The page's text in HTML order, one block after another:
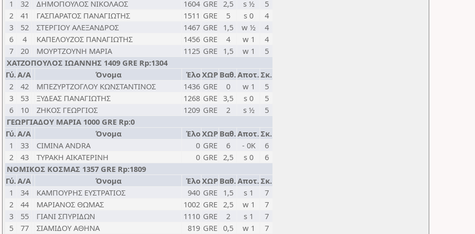
1
32 ΔΗΜΟΠΟΥΛΟΣ ΝΙΚΟΛΑΟΣ 1604 GRE 2,5 s ½
5
2
41 ΓΑΣΠΑΡΑΤΟΣ ΠΑΝΑΓΙΩΤΗΣ 1511 GRE 5 s 0
4
3
52 ΣΤΕΡΓΙΟΥ ΑΛΕΞΑΝΔΡΟΣ 1467 GRE 1,5 w ½
4
6
4 ΚΑΠΕΛΟΥΖΟΣ ΠΑΝΑΓΙΩΤΗΣ 1456 GRE 4 w 1
4
7
20 ΜΟΥΡΤΖΟΥΝΗ ΜΑΡΙΑ 1125 GRE 1,5 w 1
5
ΧΑΤΖΟΠΟΥΛΟΣ ΙΩΑΝΝΗΣ 1409 GRE Rp:1304
Γύ.Α/Α Όνομα ΈλοΧΩΡ Βαθ.Αποτ.Σκ.
2
42 ΜΠΕΖΥΡΤΖΟΓΛΟΥ ΚΩΝΣΤΑΝΤΙΝΟΣ 1436 GRE 0 w 1
5
3
53 ΞΥΔΕΑΣ ΠΑΝΑΓΙΩΤΗΣ 1268 GRE 3,5 s 0
5
6
10 ΖΗΚΟΣ ΓΕΩΡΓΙΟΣ 1209 GRE 2 s ½
5
ΓΕΩΡΓΙΑΔΟΥ ΜΑΡΙΑ 1000 GRE Rp:0
Γύ.Α/Α Όνομα ΈλοΧΩΡ Βαθ.Αποτ.Σκ.
1
33 CIMINA ANDRA 0 GRE 6 - 0K
6
2
43 ΤΥΡΑΚΗ ΑΙΚΑΤΕΡΙΝΗ 0 GRE 2,5 s 0
6
ΝΟΜΙΚΟΣ ΚΟΣΜΑΣ 1357 GRE Rp:1809
Γύ.Α/Α Όνομα ΈλοΧΩΡ Βαθ.Αποτ.Σκ.
1
34 ΚΑΜΠΟΥΡΗΣ ΕΥΣΤΡΑΤΙΟΣ 940 GRE 1,5 s 1
7
2
44 ΜΑΡΙΑΝΟΣ ΘΩΜΑΣ 1002 GRE 2,5 w 1
7
3
55 ΓΙΑΝΙ ΣΠΥΡΙΔΩΝ 1110 GRE 2 s 1
7
5
77 ΣΙΑΜΙΔΟΥ ΑΘΗΝΑ 819 GRE 0,5 w 1
7